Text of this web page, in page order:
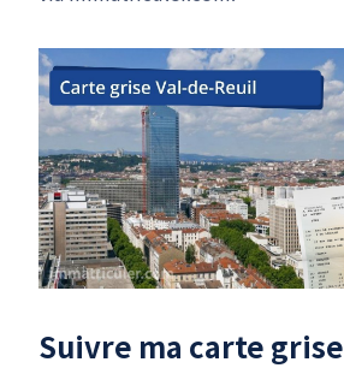
Suivre ma carte grise